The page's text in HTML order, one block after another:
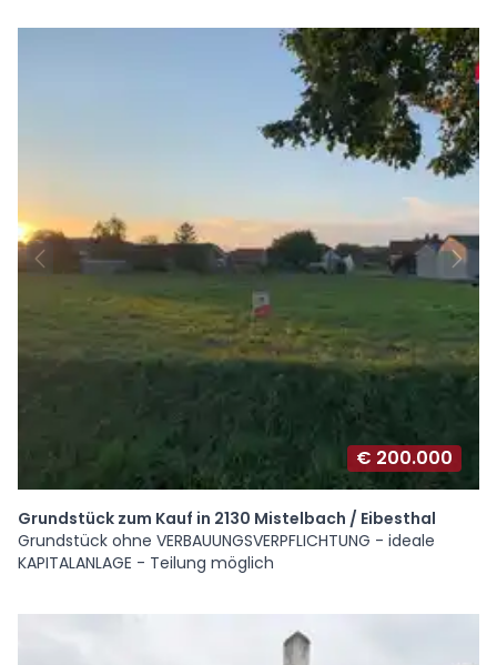
€ 200.000
Grundstück zum Kauf in 2130 Mistelbach / Eibesthal
Grundstück ohne VERBAUUNGSVERPFLICHTUNG - ideale
KAPITALANLAGE - Teilung möglich